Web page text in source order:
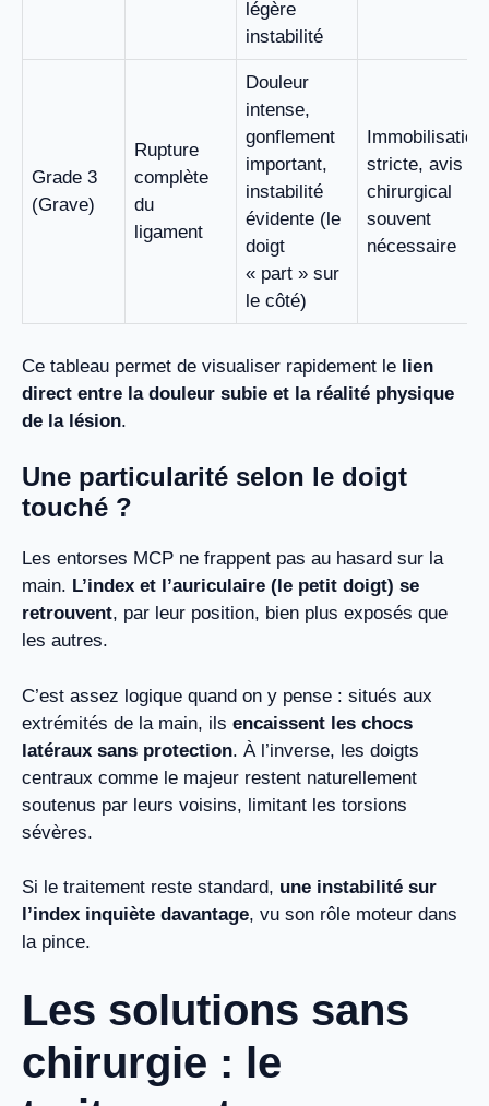
légère
instabilité
Grade 3
(Grave)
Rupture
complète
du
ligament
Douleur
intense,
gonflement
important,
instabilité
évidente (le
doigt
« part » sur
le côté)
Immobilisation
stricte, avis
chirurgical
souvent
nécessaire
Ce tableau permet de visualiser rapidement le lien
direct entre la douleur subie et la réalité physique
de la lésion.
Une particularité selon le doigt
touché ?
Les entorses MCP ne frappent pas au hasard sur la
main. L’index et l’auriculaire (le petit doigt) se
retrouvent, par leur position, bien plus exposés que
les autres.
C’est assez logique quand on y pense : situés aux
extrémités de la main, ils encaissent les chocs
latéraux sans protection. À l’inverse, les doigts
centraux comme le majeur restent naturellement
soutenus par leurs voisins, limitant les torsions
sévères.
Si le traitement reste standard, une instabilité sur
l’index inquiète davantage, vu son rôle moteur dans
la pince.
Les solutions sans
chirurgie : le